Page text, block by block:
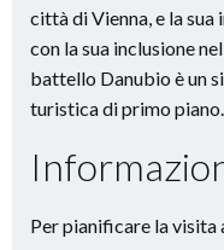
città di Vienna, e la
con la sua inclusione
battello Danubio è un
turistica di primo piano.
Per pianificare la